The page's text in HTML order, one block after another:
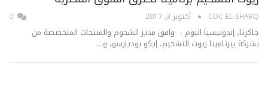
CDC EL-SHARQ أكتوبر 3, 2017
جاكرتا، إندونيسيا اليوم - وافق مدير الشحوم والمنتجات المتخصصة من
بشركة بيرتامينا زيوت التشحيم، إيكو بوديارسو، و…